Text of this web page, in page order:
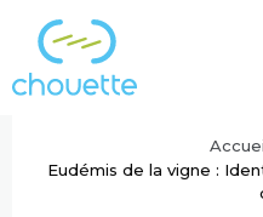
contenu
Eudémis de la vigne :